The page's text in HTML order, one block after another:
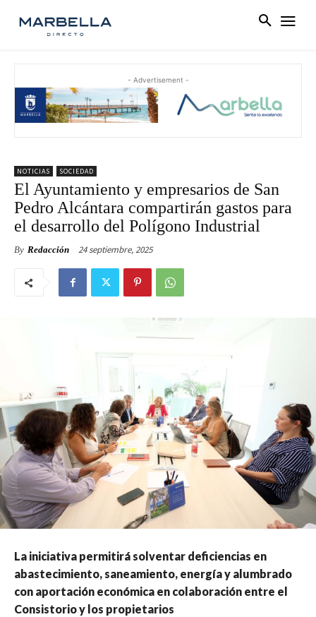
- Advertisement -
NOTICIAS SOCIEDAD
El Ayuntamiento y empresarios de San
Pedro Alcántara compartirán gastos para
el desarrollo del Polígono Industrial
By Redacción 24 septiembre, 2025
La iniciativa permitirá solventar deficiencias en
abastecimiento, saneamiento, energía y alumbrado
con aportación económica en colaboración entre el
Consistorio y los propietarios